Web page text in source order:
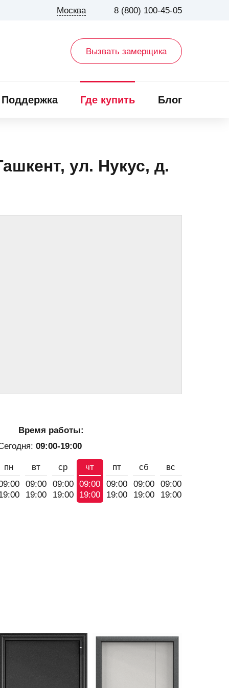
Москва 8 (800) 100-45-05
Вызвать замерщика
Поддержка Где купить Блог
ул. Нукус, д.
Время работы:
09:00-19:00
пн
вт
09:00
19:00
ср
09:00
19:00
чт
09:00
19:00
пт
09:00
19:00
сб
09:00
19:00
вс
09:00
19:00